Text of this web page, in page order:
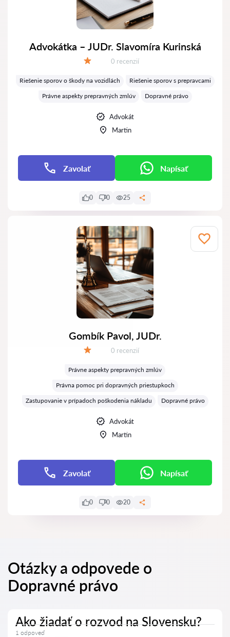
Advokátka – JUDr. Slavomíra Kurinská
Recenzií:
0 recenzií
Riešenie sporov o škody na vozidlách
Riešenie sporov s prepravcami
Právne aspekty prepravných zmlúv
Dopravné právo
Advokát
Martin
Zavolať Napísať
0 0 25
Gombík Pavol, JUDr.
Recenzií:
0 recenzií
Právne aspekty prepravných zmlúv
Právna pomoc pri dopravných priestupkoch
Zastupovanie v prípadoch poškodenia nákladu
Dopravné právo
Advokát
Martin
Zavolať Napísať
0 0 20
Otázky a odpovede o
Dopravné právo
Ako žiadať o rozvod na Slovensku?
1 odpoveď